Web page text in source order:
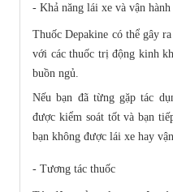
- Khả năng lái xe và vận
Thuốc Depakine có thể gây
với các thuốc trị động kinh
buồn ngủ.
Nếu bạn đã từng gặp tác
được kiểm soát tốt và bạn
bạn không được lái xe hay
- Tương tác thuốc